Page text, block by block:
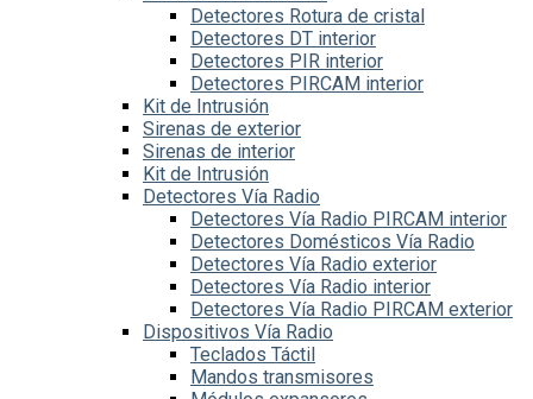
Detectores Rotura de cristal
Detectores DT interior
Detectores PIR interior
Detectores PIRCAM interior
Kit de Intrusión
Sirenas de exterior
Sirenas de interior
Kit de Intrusión
Detectores Vía Radio
Detectores Vía Radio PIRCAM interior
Detectores Domésticos Vía Radio
Detectores Vía Radio exterior
Detectores Vía Radio interior
Detectores Vía Radio PIRCAM exterior
Dispositivos Vía Radio
Teclados Táctil
Mandos transmisores